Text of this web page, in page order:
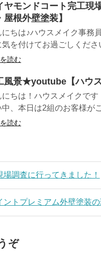
ヤモンドコート完工
屋根外壁塗装】
にちは♪ハウスメイク事務
気を付けてお過ごしくださ
読む
風景★youtube【ハウス
にちは！ハウスメイクで
中、本日は2組のお客様が
読む
調査に行ってきました！
トプレミアム外壁塗装の
ぞ